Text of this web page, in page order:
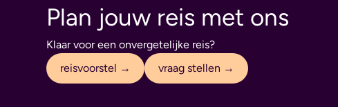
Plan jouw reis met ons
Klaar voor een onvergetelijke reis?
reisvoorstel →
vraag stellen →